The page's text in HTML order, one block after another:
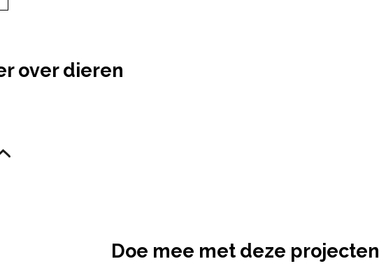
over dieren
Doe mee met deze projecten